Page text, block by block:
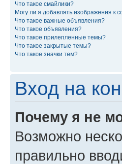
Что такое смайлики?
Могу ли я добавлять изображения к
Что такое важные объявления?
Что такое объявления?
Что такое прилепленные темы?
Что такое закрытые темы?
Что такое значки тем?
Вход на
Почему я не
Возможно
правильно